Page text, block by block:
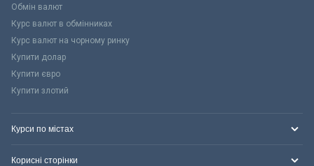
Обмін валют
Курс валют в обмінниках
Курс валют на чорному ринку
Купити долар
Купити євро
Купити злотий
Курси по містах
Корисні сторінки